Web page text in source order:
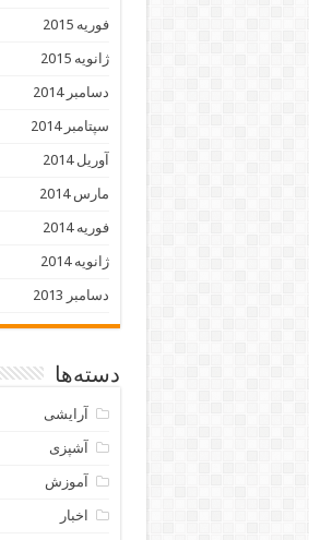
فوریه 2015
ژانویه 2015
دسامبر 2014
سپتامبر 2014
آوریل 2014
مارس 2014
فوریه 2014
ژانویه 2014
دسامبر 2013
دسته‌ها
آرایشی
آشپزی
آموزش
اخبار